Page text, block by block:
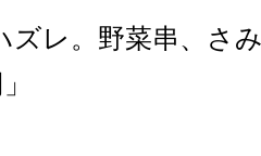
ズレ。野菜串、さ